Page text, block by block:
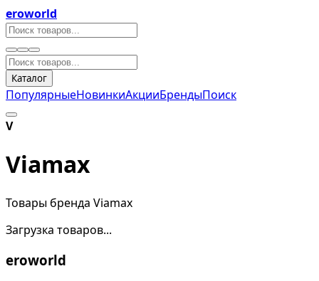
eroworld
Каталог
ПопулярныеНовинкиАкцииБрендыПоиск
V
Viamax
Товары бренда Viamax
Загрузка товаров...
eroworld